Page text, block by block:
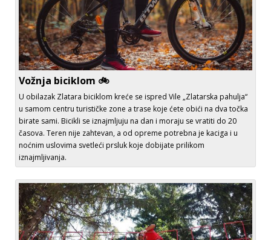
Vožnja biciklom 🚲
U obilazak Zlatara biciklom kreće se ispred Vile „Zlatarska pahulja“
u samom centru turističke zone a trase koje ćete obići na dva točka
birate sami. Bicikli se iznajmljuju na dan i moraju se vratiti do 20
časova. Teren nije zahtevan, a od opreme potrebna je kaciga i u
noćnim uslovima svetleći prsluk koje dobijate prilikom
iznajmljivanja.